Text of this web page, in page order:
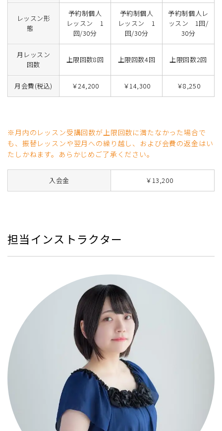
レッスン形
態
予約制個人
レッスン 1
回/30分
予約制個人
レッスン 1
回/30分
予約制個人レ
ッスン 1回/
30分
月レッスン
回数
上限回数8回 上限回数4回 上限回数2回
月会費(税込) ￥24,200 ￥14,300 ￥8,250
※月内のレッスン受講回数が上限回数に満たなかった場合で
も、振替レッスンや翌月への繰り越し、および会費の返金はい
たしかねます。あらかじめご了承ください。
入会金 ￥13,200
担当インストラクター